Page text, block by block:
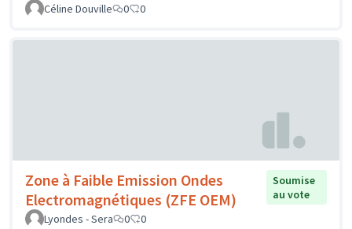
Céline Douville 0 0
Zone à Faible Emission Ondes
Electromagnétiques (ZFE OEM)
Soumise
au vote
Lyondes - Sera
0 0